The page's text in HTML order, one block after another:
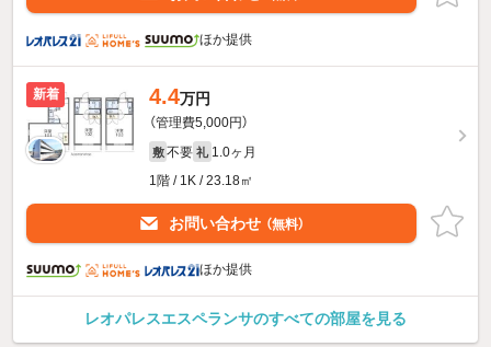
ほか提供
新着 4.4万円
（管理費5,000円）
敷 不要 礼 1.0ヶ月
1階 / 1K / 23.18㎡
お問い合わせ （無料）
ほか提供
レオパレスエスペランサのすべての部屋を見る